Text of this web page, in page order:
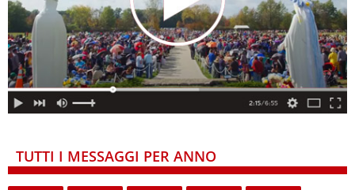
TUTTI I MESSAGGI PER ANNO